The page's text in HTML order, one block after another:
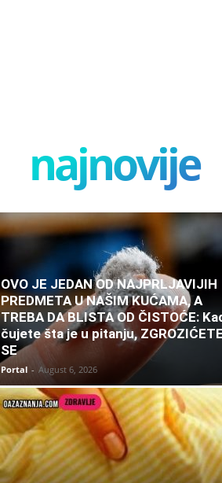
najnovije
OVO JE JEDAN OD NAJPRLJAVIJIH
PREDMETA U NAŠIM KUĆAMA, A
TREBA DA BLISTA OD ČISTOĆE:
čujete šta je u pitanju, ZGROZIĆETE
SE
Portal - August 6, 2026